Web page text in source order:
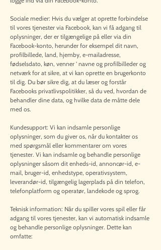
Sociale medier: Hvis du vælger at oprette forbindelse
til vores tjenester via Facebook, kan vi få adgang til
oplysninger, der er tilgængelige på eller via din
Facebook-konto, herunder for eksempel dit navn,
profilbillede, land, hjemby, e-mailadresse,
fødselsdato, køn, venner ' navne og profilbilleder og
netværk for at sikre, at vi kan oprette en brugerkonto
til dig. Du bør sikre dig, at du læser og forstår
Facebooks privatlivspolitikker, så du ved, hvordan de
behandler dine data, og hvilke data de måtte dele
med os.
Kundesupport: Vi kan indsamle personlige
oplysninger, som du giver os, når du kontakter os
med spørgsmål eller kommentarer om vores
tjenester. Vi kan indsamle og behandle personlige
oplysninger såsom dit enheds-id, annoncør-id, e-
mail, bruger-id, enhedstype, operativsystem,
leverandør-id, tilgængelig lagerplads på din telefon,
telefonplatform og operatør, landekode og sprog.
Teknisk information: Når du spiller vores spil eller får
adgang til vores tjenester, kan vi automatisk indsamle
og behandle personlige oplysninger. Dette kan
omfatte: